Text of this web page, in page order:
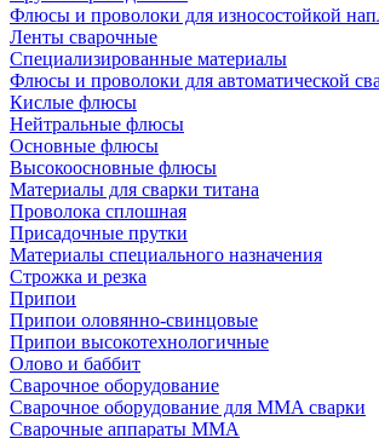
Флюсы и проволоки для износостойкой
Ленты сварочные
Специализированные материалы
Флюсы и проволоки для автоматической
Кислые флюсы
Нейтральные флюсы
Основные флюсы
Высокоосновные флюсы
Материалы для сварки титана
Проволока сплошная
Присадочные прутки
Материалы специального назначения
Строжка и резка
Припои
Припои оловянно-свинцовые
Припои высокотехнологичные
Олово и баббит
Сварочное оборудование
Сварочное оборудование для MMA сварки
Сварочные аппараты MMA